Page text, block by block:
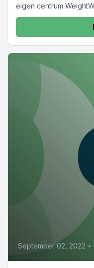
eigen centrum
September 02, 2022 •